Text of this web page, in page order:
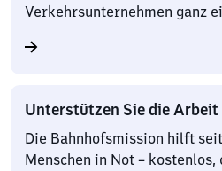
Verkehrsunternehmen ganz
Unterstützen Sie die
Die Bahnhofsmission hilft
Menschen in Not –